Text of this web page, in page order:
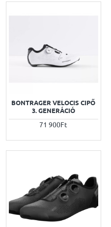
BONTRAGER VELOCIS CIPŐ
3. GENERÁCIÓ
71 900Ft